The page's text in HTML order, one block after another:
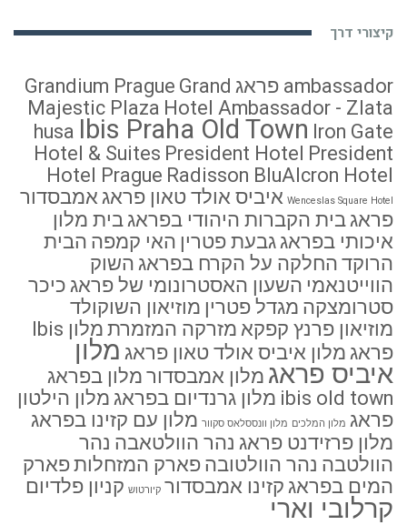
קיצורי דרך
ambassador פראג Grandium Prague Grand
Majestic Plaza Hotel Ambassador - Zlata
husa Ibis Praha Old Town Iron Gate
Hotel & Suites President Hotel President
Hotel Prague Radisson BluAlcron Hotel
Wenceslas Square Hotel איביס אולד טאון פראג אמבסדור
פראג בית הקברות היהודי בפראג בית מלון
איכותי בפראג גבעת פטרין האי קמפה הבית
הרוקד החלקה על הקרח בפראג השוק
הווייטנאמי השעון האסטרונומי של פראג כיכר
סטרומצקה מגדל פטרין מוזיאון השוקולד
מוזיאון פרנץ קפקא מזרקה המזמרת
מלון Ibis
פראג מלון איביס אולד טאון פראג מלון
איביס פראג מלון אמבסדור מלון בפראג
ibis old town מלון גרנדיום בפראג מלון הילטון
פראג מלון המלכים מלון וונססלאס סקוור מלון עם קזינו בפראג
מלון פרזידנט פראג נהר הוולטאבה נהר
הוולטבה נהר הוולטובה פארק המזחלותפארק
המים בפראג קזינו אמבסדור קיורטוש קניון פלדיום
קרלובי וארי